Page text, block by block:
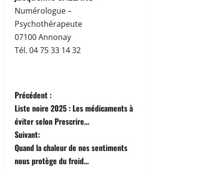
Numérologue –
Psychothérapeute
07100 Annonay
Tél. 04 75 33 14 32
N
a
v
i
Précédent :
Liste noire 2025 : Les médicaments à
éviter selon Prescrire…
Suivant:
Quand la chaleur de nos sentiments
nous protège du froid…